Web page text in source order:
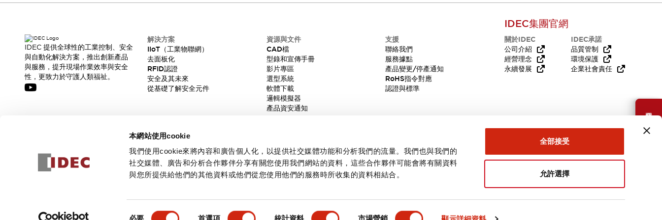
本網站使用cookie
我們使用cookie來將內容和廣告個人化，以提供社交媒體功能和分析我們的流量。我們也與我們的
社交媒體、廣告和分析合作夥伴分享有關您使用我們網站的資料，這些合作夥伴可能會將有關資料
與您所提供給他們的其他資料或他們從您使用他們的服務時所收集的資料相結合。
必要 首選項 統計資料 市場營銷
全部接受
允許選擇
需要幫助嗎？
IDEC 提供全球性的工業控制、安全
與自動化解決方案，推出創新產品
與服務，提升現場作業效率與安全
性，更致力於守護人類福祉。
解決方案
IIoT（工業物聯網）
去面板化
RFID認證
安全及其未來
從基礎了解安全元件
資源與文件
CAD檔
型錄和宣傳手冊
影片專區
選型系統
軟體下載
邏輯模擬器
產品資安通知
支援
聯絡我們
服務據點
產品變更/停產通知
RoHS指令對應
認證與標準
IDEC集團官網
關於IDEC
公司介紹
經營理念
永續發展
IDEC承諾
品質管制
環境保護
企業社會責任
訂閱
隱私權政策使用條款 台灣